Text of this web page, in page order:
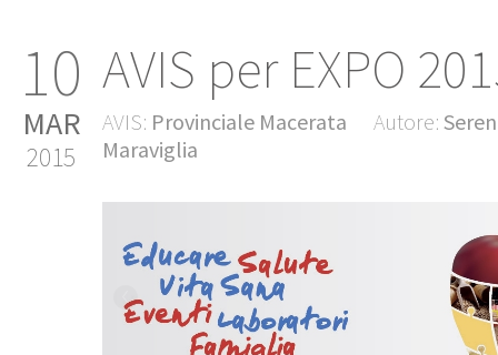
10
MAR
2015
AVIS per EXPO
AVIS: Provinciale Macerata Autore:
Maraviglia